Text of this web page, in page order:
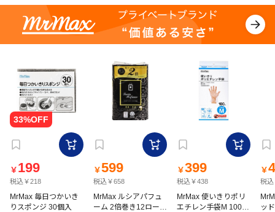
￥ 199
税込￥218
MrMax 毎日つかいき
りスポンジ 30個入
￥599
税込￥658
MrMax ルシアパフュ
ーム 2倍巻き12ロール
￥399
税込￥438
MrMax 使いきりポリ
エチレン手袋M 100枚
￥
税込
ッ